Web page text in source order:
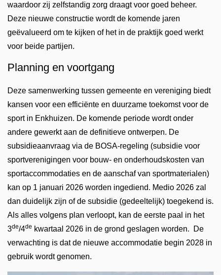
waardoor zij zelfstandig zorg draagt voor goed beheer.
Deze nieuwe constructie wordt de komende jaren
geëvalueerd om te kijken of het in de praktijk goed werkt
voor beide partijen.
Planning en voortgang
Deze samenwerking tussen gemeente en vereniging biedt
kansen voor een efficiënte en duurzame toekomst voor de
sport in Enkhuizen. De komende periode wordt onder
andere gewerkt aan de definitieve ontwerpen. De
subsidieaanvraag via de BOSA-regeling (subsidie voor
sportverenigingen voor bouw- en onderhoudskosten van
sportaccommodaties en de aanschaf van sportmaterialen)
kan op 1 januari 2026 worden ingediend. Medio 2026 zal
dan duidelijk zijn of de subsidie (gedeeltelijk) toegekend is.
Als alles volgens plan verloopt, kan de eerste paal in het
3de/4de kwartaal 2026 in de grond geslagen worden. De
verwachting is dat de nieuwe accommodatie begin 2028 in
gebruik wordt genomen.